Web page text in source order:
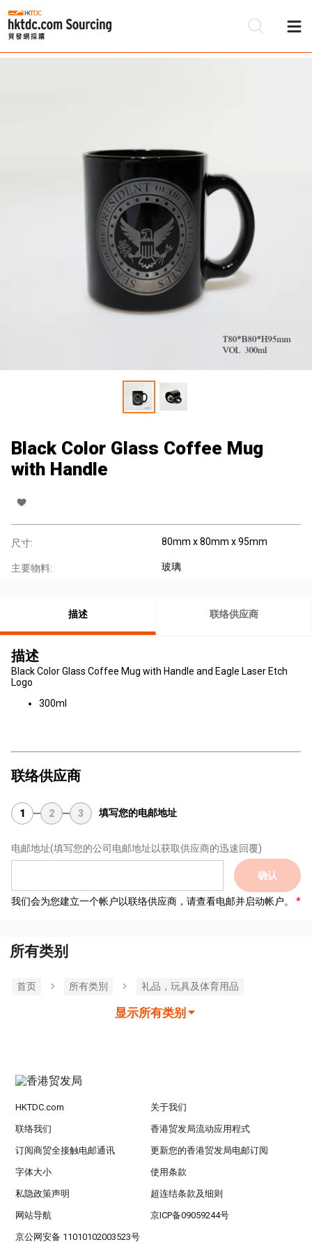
Black Color Glass Coffee Mug
with Handle
尺寸: 80mm x 80mm x 95mm
主要物料: 玻璃
描述 联络供应商
描述
Black Color Glass Coffee Mug with Handle and Eagle Laser Etch
Logo
300ml
联络供应商
1 2 3 填写您的电邮地址
电邮地址(填写您的公司电邮地址以获取供应商的迅速回覆)
确认
我们会为您建立一个帐户以联络供应商，请查看电邮并启动帐户。
所有类别
首页 所有类別 礼品，玩具及体育用品
显示所有类别
HKTDC.com 关于我们
联络我们 香港贸发局流动应用程式
订阅商贸全接触电邮通讯 更新您的香港贸发局电邮订阅
字体大小 使用条款
私隐政策声明 超连结条款及细则
网站导航 京ICP备09059244号
京公网安备 11010102003523号